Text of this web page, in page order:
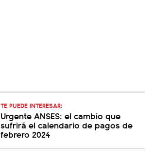
TE PUEDE INTERESAR:
Urgente ANSES: el cambio que
sufrirá el calendario de pagos de
febrero 2024